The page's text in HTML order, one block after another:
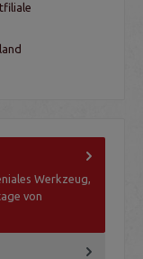
Werkzeug,
von